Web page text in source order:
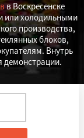
в Воскресенске
или холодильными
производства,
блоков,
Внутрь
демонстрации.